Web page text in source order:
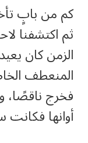
كم من بابٍ
ثم اكتشفنا
الزمن كان
المنعطف
فخرج ناقصًا،
أوانها